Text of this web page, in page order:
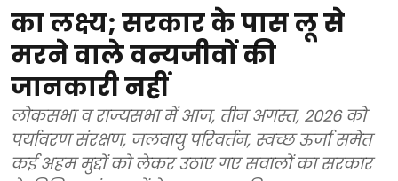
का लक्ष्य; सरकार के पास लू से
मरने वाले वन्यजीवों की
जानकारी नहीं
लोकसभा व राज्यसभा में आज, तीन अगस्त, 2026 को
पर्यावरण संरक्षण, जलवायु परिवर्तन, स्वच्छ ऊर्जा समेत
कई अहम मुद्दों को लेकर उठाए गए सवालों का सरकार